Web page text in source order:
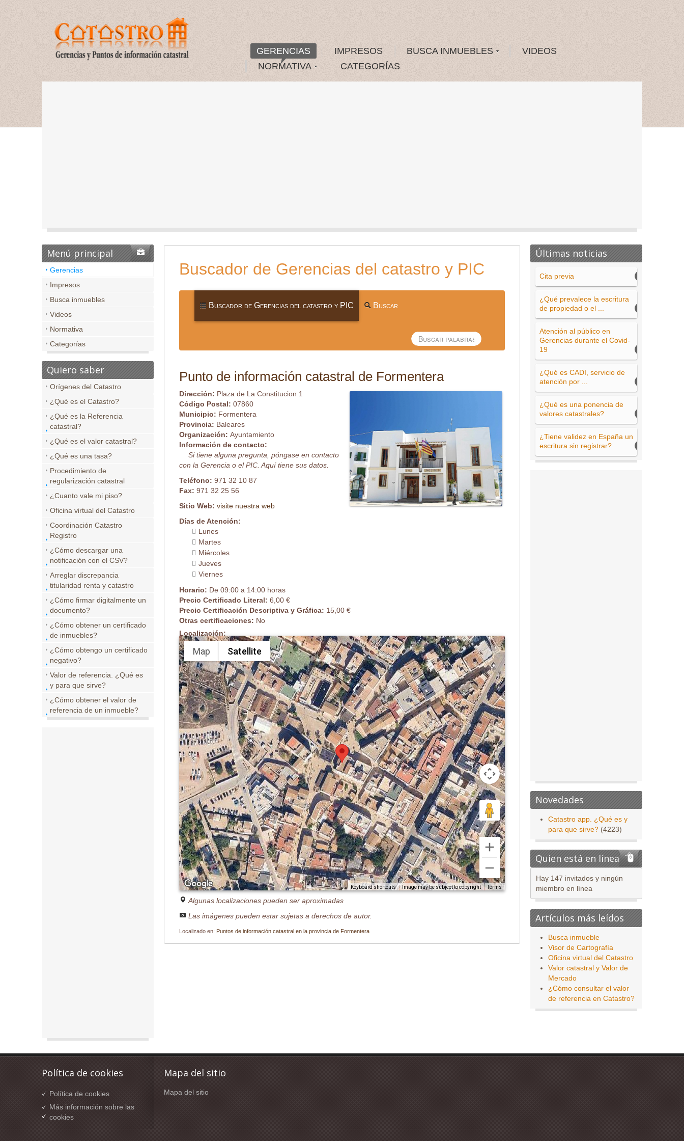
GERENCIAS IMPRESOS BUSCA INMUEBLES
VIDEOS
NORMATIVA
CATEGORÍAS
Buscador de Gerencias del catastro y PIC
Buscador de Gerencias del catastro y PIC Buscar
Punto de información catastral de Formentera
Dirección: Plaza de La Constitucion 1
Código Postal: 07860
Municipio: Formentera
Provincia: Baleares
Organización: Ayuntamiento
Información de contacto:
Si tiene alguna pregunta, póngase en contacto
con la Gerencia o el PIC. Aquí tiene sus datos.
Teléfono: 971 32 10 87
Fax: 971 32 25 56
Sitio Web: visite nuestra web
Días de Atención:
Lunes
Martes
Miércoles
Jueves
Viernes
Horario: De 09:00 a 14:00 horas
Precio Certificado Literal: 6,00 €
Precio Certificación Descriptiva y Gráfica: 15,00 €
Otras certificaciones: No
Localización:
Map Satellite
Keyboard shortcuts Image may be subject to copyright Terms
Algunas localizaciones pueden ser aproximadas
Las imágenes pueden estar sujetas a derechos de autor.
Localizado en: Puntos de información catastral en la provincia de Formentera
Menú principal
Gerencias
Impresos
Busca inmuebles
Videos
Normativa
Categorías
Quiero saber
Orígenes del Catastro
¿Qué es el Catastro?
¿Qué es la Referencia
catastral?
¿Qué es el valor catastral?
¿Qué es una tasa?
Procedimiento de
regularización catastral
¿Cuanto vale mi piso?
Oficina virtual del Catastro
Coordinación Catastro
Registro
¿Cómo descargar una
notificación con el CSV?
Arreglar discrepancia
titularidad renta y catastro
¿Cómo firmar digitalmente un
documento?
¿Cómo obtener un certificado
de inmuebles?
¿Cómo obtengo un certificado
negativo?
Valor de referencia. ¿Qué es
y para que sirve?
¿Cómo obtener el valor de
referencia de un inmueble?
Últimas noticias
Cita previa
¿Qué prevalece la escritura
de propiedad o el ...
Atención al público en
Gerencias durante el Covid-
19
¿Qué es CADI, servicio de
atención por ...
¿Qué es una ponencia de
valores catastrales?
¿Tiene validez en España un
escritura sin registrar?
Novedades
Catastro app. ¿Qué es y
para que sirve? (4223)
Quien está en línea
Hay 147 invitados y ningún
miembro en línea
Artículos más leídos
Busca inmueble
Visor de Cartografía
Oficina virtual del Catastro
Valor catastral y Valor de
Mercado
¿Cómo consultar el valor
de referencia en Catastro?
Política de cookies
Política de cookies
Más información sobre las
cookies
Mapa del sitio
Mapa del sitio